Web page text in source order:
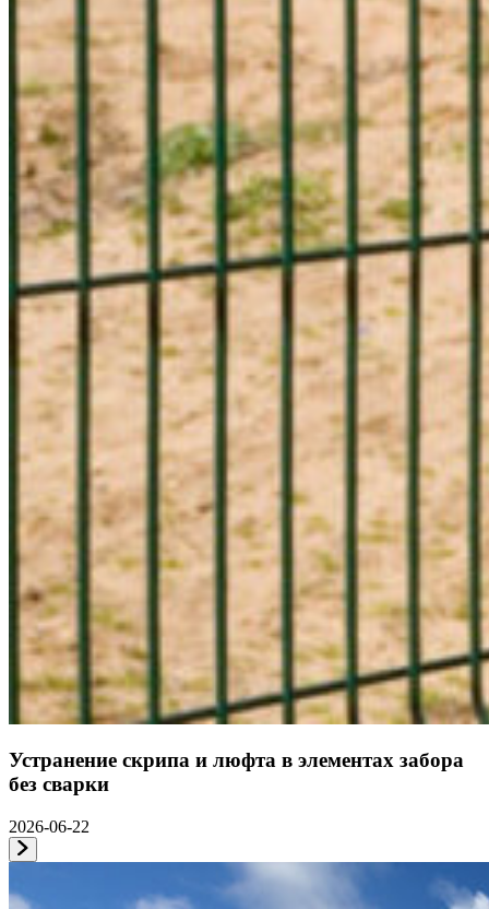
Устранение скрипа и люфта в элементах забора
без сварки
2026-06-22